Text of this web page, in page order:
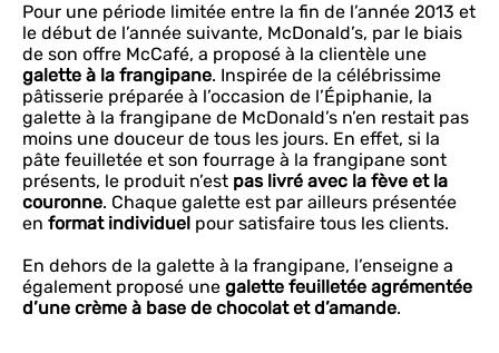
Pour une période limitée entre la fin de l’année 2013 et
le début de l’année suivante, McDonald’s, par le biais
de son offre McCafé, a proposé à la clientèle une
galette à la frangipane. Inspirée de la célébrissime
pâtisserie préparée à l’occasion de l’Épiphanie, la
galette à la frangipane de McDonald’s n’en restait pas
moins une douceur de tous les jours. En effet, si la
pâte feuilletée et son fourrage à la frangipane sont
présents, le produit n’est pas livré avec la fève et la
couronne. Chaque galette est par ailleurs présentée
en format individuel pour satisfaire tous les clients.
En dehors de la galette à la frangipane, l’enseigne a
également proposé une galette feuilletée agrémentée
d’une crème à base de chocolat et d’amande.